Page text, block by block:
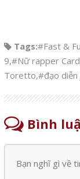
Tags:#Fast &
9,#Nữ rapper
Toretto,#đạo diễn
Bình